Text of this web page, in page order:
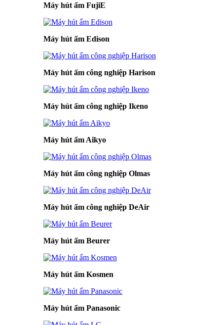
Máy hút ẩm FujiE
Máy hút ẩm Edison
Máy hút ẩm công nghiệp Harison
Máy hút ẩm công nghiệp Ikeno
Máy hút ẩm Aikyo
Máy hút ẩm công nghiệp Olmas
Máy hút ẩm công nghiệp DeAir
Máy hút ẩm Beurer
Máy hút ẩm Kosmen
Máy hút ẩm Panasonic